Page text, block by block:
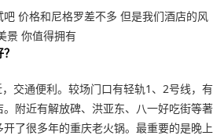
价格和尼格罗差不多 但是我们酒店的风
景 你值得拥有
交通便利。较场门口有轻轨1、2号线，有
附近有解放碑、洪亚东、八一好吃街等著
了很多年的重庆老火锅。最重要的是晚上